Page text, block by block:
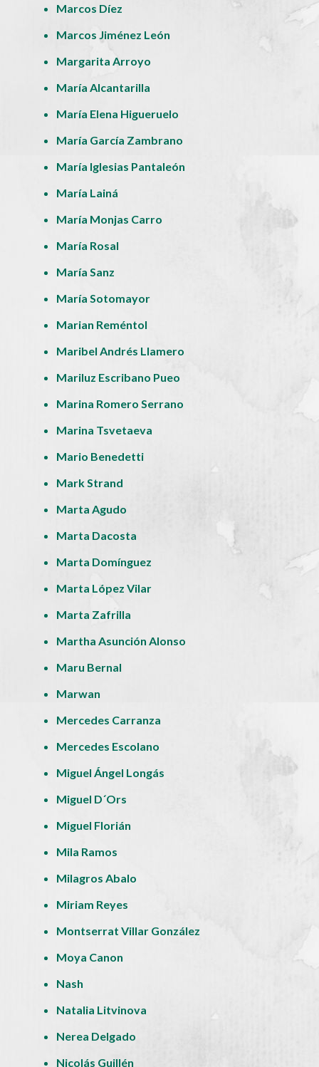
Marcos Díez
Marcos Jiménez León
Margarita Arroyo
María Alcantarilla
María Elena Higueruelo
María García Zambrano
María Iglesias Pantaleón
María Lainá
María Monjas Carro
María Rosal
María Sanz
María Sotomayor
Marian Reméntol
Maribel Andrés Llamero
Mariluz Escribano Pueo
Marina Romero Serrano
Marina Tsvetaeva
Mario Benedetti
Mark Strand
Marta Agudo
Marta Dacosta
Marta Domínguez
Marta López Vilar
Marta Zafrilla
Martha Asunción Alonso
Maru Bernal
Marwan
Mercedes Carranza
Mercedes Escolano
Miguel Ángel Longás
Miguel D´Ors
Miguel Florián
Mila Ramos
Milagros Abalo
Miriam Reyes
Montserrat Villar González
Moya Canon
Nash
Natalia Litvinova
Nerea Delgado
Nicolás Guillén